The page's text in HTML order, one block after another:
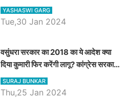
डिप्टी सीएम बनने तक का सफर, एक क्लिक में
जाने पूरा जीवन परिचय
YASHASWI GARG
Tue,30 Jan 2024
वसुंधरा सरकार का 2018 का ये आदेश क्या
दिया कुमारी फिर करेंगी लागू? कांग्रेस सरकार
ने किया था निरस्त
SURAJ BUNKAR
Thu,25 Jan 2024